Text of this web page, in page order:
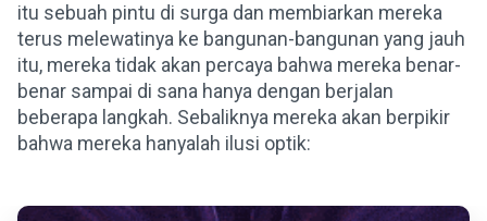
itu sebuah pintu di surga dan membiarkan mereka
terus melewatinya ke bangunan-bangunan yang jauh
itu, mereka tidak akan percaya bahwa mereka benar-
benar sampai di sana hanya dengan berjalan
beberapa langkah. Sebaliknya mereka akan berpikir
bahwa mereka hanyalah ilusi optik: